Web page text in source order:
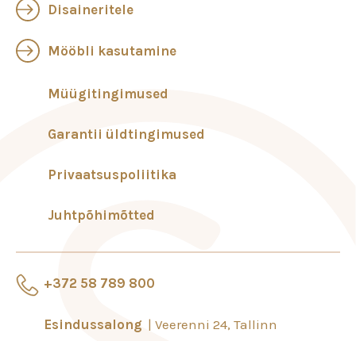
+372 58 789 800
Esindussalong Veerenni 24, Tallinn
Disaineritele
Mööbli kasutamine
Müügitingimused
Garantii üldtingimused
Privaatsuspoliitika
Juhtpõhimõtted